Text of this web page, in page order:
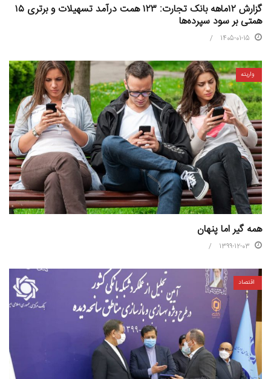
گزارش ۱۲ماهه بانک تجارت: ۱۲۳ همت درآمد تسهیلات و برتری ۱۵
همتی بر سود سپرده‌ها
1405-01-15
واریته
همه گير اما پنهان
1399-12-03
اقتصاد